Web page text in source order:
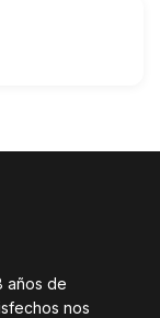
años de
nos